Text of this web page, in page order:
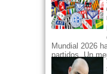
Mundial 2026
partidos. Un